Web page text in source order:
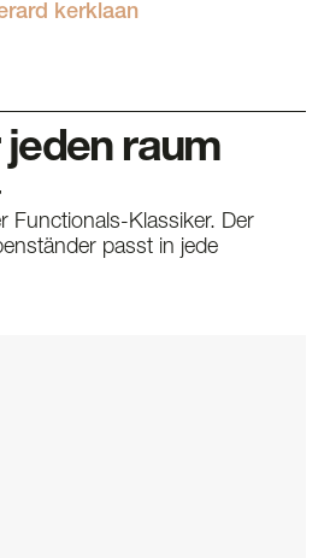
kerklaan
raum
Functionals-Klassiker. Der
passt in jede